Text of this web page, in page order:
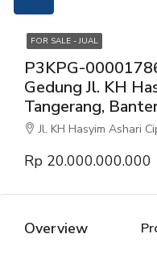
FOR SALE - JUAL
P3KPG-
Gedung Jl. KH
Tangerang,
Jl. KH Hasyim Ashari
Rp 20.000.000.000
Overview